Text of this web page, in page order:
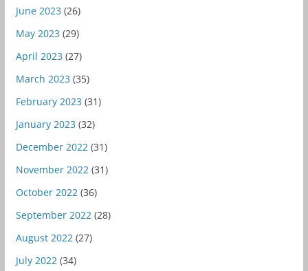
June 2023 (26)
May 2023 (29)
April 2023 (27)
March 2023 (35)
February 2023 (31)
January 2023 (32)
December 2022(31)
November 2022(31)
October 2022(36)
September 2022(28)
August 2022(27)
July 2022(34)